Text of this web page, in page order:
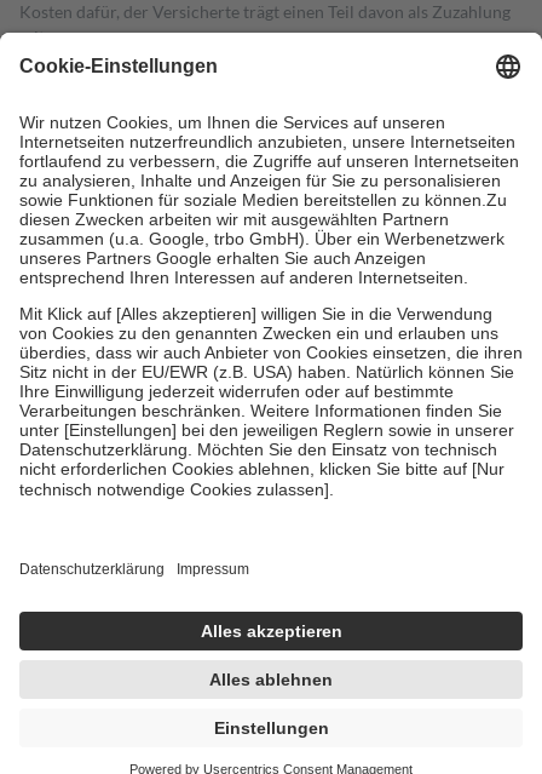
Kosten dafür, der Versicherte trägt einen Teil davon als Zuzahlung
mit.
Grundsätzlich leisten Mitglieder Zuzahlungen in Höhe von zehn
höchstens zehn Euro.
Es sind jedoch nie mehr als die tatsächlichen
Kosten der Leistung zu entrichten.
Diese Regeln gelten grundsätzlich auch für Online-Apotheken.
Bei Heilmitteln und häuslicher Krankenpflege beträgt die
Zuzahlung zehn Prozent der Kosten sowie zehn Euro je
Verordnung.
Um das Engagement der Versicherten für ihre eigene Gesundheit zu
stärken und die besondere Stellung der Familie zu unterstützen,
fallenkeine Zuzahlungenan bei:
• Kindern und Jugendlichen bis zum vollendeten 18. Lebensjahr
mit Ausnahme der Fahrkosten
• Untersuchungen zur Vorsorge und Früherkennung, die von der
GKV getragen werden
• empfohlenen Schutzimpfungen
• Harn- und Blutteststreifen
getroffen, um sicherzustellen, dass es sich um echte Bewertungen
https://help.etrusted.com/hc/de/articles/4419944605341
Einige Bilder und Inhalte wurden unter Zuhilfenahme künstlicher